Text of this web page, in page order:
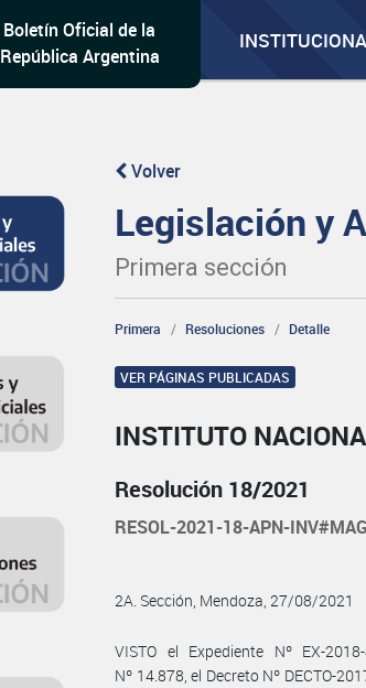
Boletín Oficial de la
República Argentina
Volver
Legislación y
Primera sección
Primera Resoluciones Detalle
VER PÁGINAS PUBLICADAS
INSTITUTO
Resolución 18/2021
RESOL-2021-18-APN-
2A. Sección, Mendoza, 27/08/2021
VISTO el Expediente Nº EX-
Nº 14.878, el Decreto Nº DECTO-